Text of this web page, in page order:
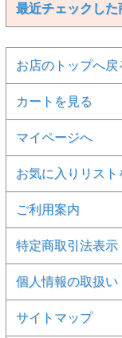
最近チェックした
お店のトップへ戻
カートを見る
マイページへ
お気に入りリスト
ご利用案内
特定商取引法表示
個人情報の取扱い
サイトマップ